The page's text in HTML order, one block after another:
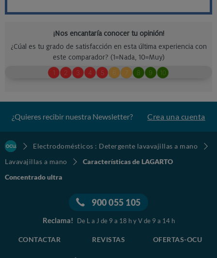
¿Quieres recibir nuestra Newsletter? Crea una cuenta
Electrodomésticos : Detergente lavavajillas a mano
Lavavajillas a mano
Características de LAGARTO
Concentrado ultra
900 055 105
Reclama! De L a J de 9 a 18 h y V de 9 a 14 h
CONTACTAR REVISTAS OFERTAS-OCU